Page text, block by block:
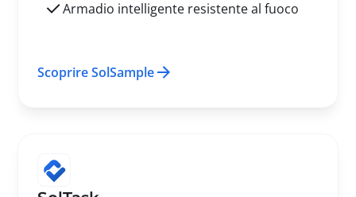
Armadio intelligente resistente al fuoco
Scoprire SolSample